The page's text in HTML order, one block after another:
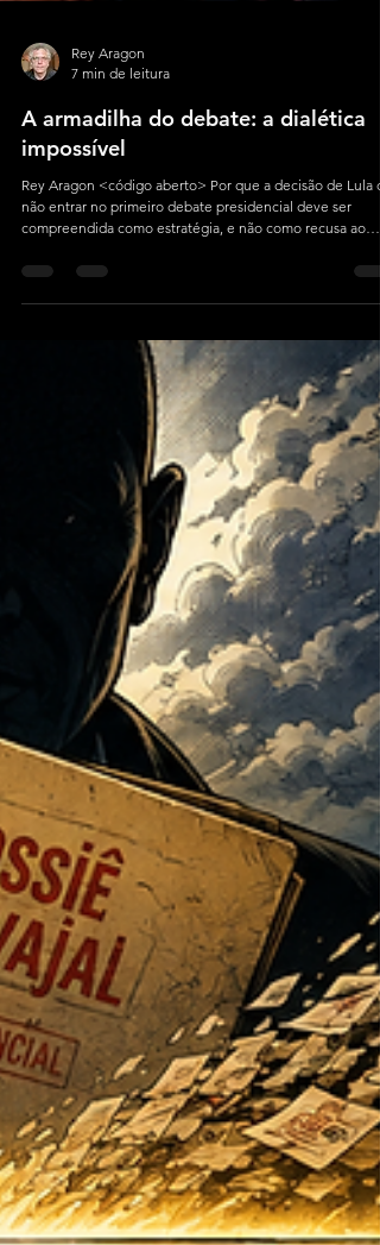
Rey Aragon
7 min de leitura
A armadilha do debate: a dialética
impossível
Rey Aragon <código aberto> Por que a decisão de Lula
não entrar no primeiro debate presidencial deve ser
confronto